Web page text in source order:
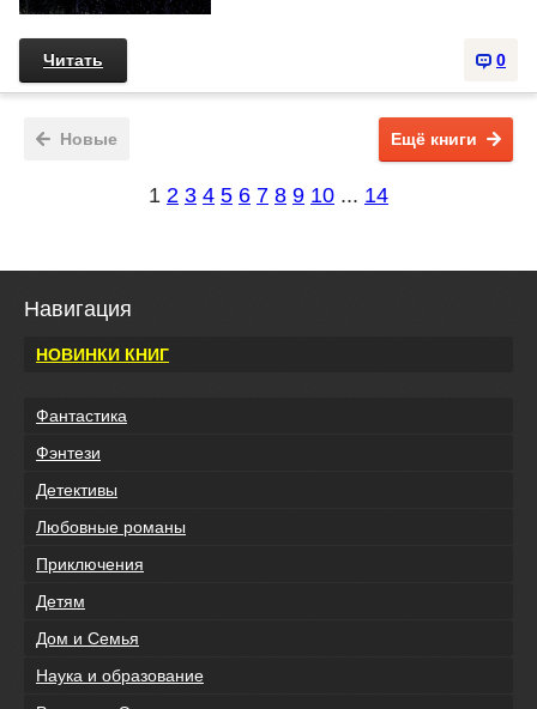
0
Читать
Новые Ещё книги
1 2 3 4 5 6 7 8 9 10 ... 14
Навигация
НОВИНКИ КНИГ
Фантастика
Фэнтези
Детективы
Любовные романы
Приключения
Детям
Дом и Семья
Наука и образование